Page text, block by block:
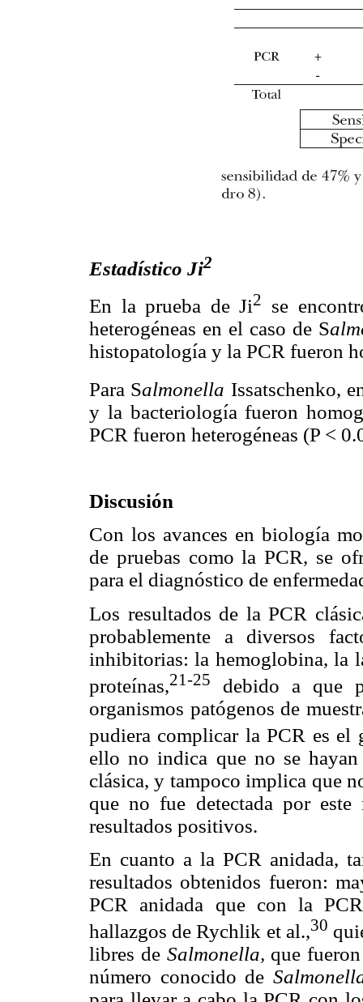
Estadístico Ji2
En la prueba de Ji2
se
heterogéneas en el caso de S
histopatología y la PCR fueron
Para Salmonella Issatschenko,
y la bacteriología fueron
PCR fueron heterogéneas (P <
Discusión
Con los avances en biología
de pruebas como la PCR, se
para el diagnóstico de
Los resultados de la PCR
probablemente a diversos
inhibitorias: la hemoglobina, la
proteínas,21-25
debido a que
organismos patógenos de
pudiera complicar la PCR es el
ello no indica que no se
clásica, y tampoco implica que
que no fue detectada por
resultados positivos.
En cuanto a la PCR anidada,
resultados obtenidos fueron:
PCR anidada que con la
hallazgos de Rychlik et al.,30
libres de Salmonella, que
número conocido de